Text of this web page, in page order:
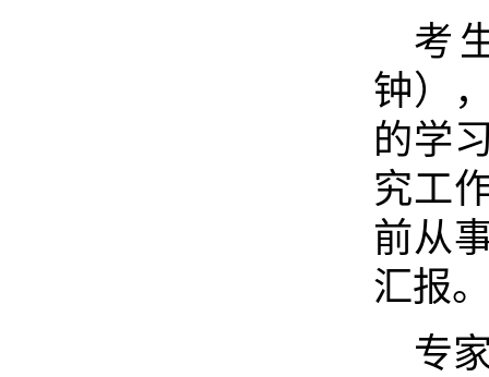
考
钟）
的学
究工
前从
汇报
专